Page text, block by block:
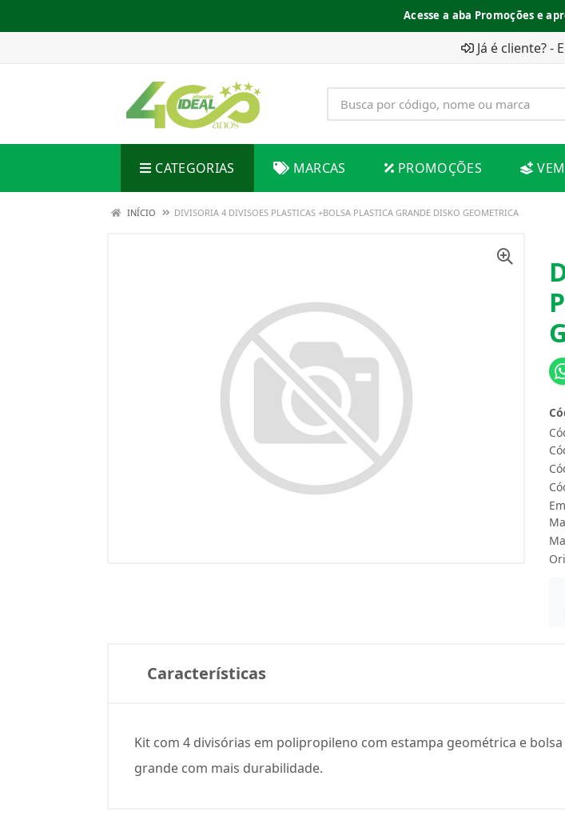
Acesse a aba Promoções e
Já é cliente? -
CATEGORIAS MARCAS PROMOÇÕES
INÍCIO DIVISORIA 4 DIVISOES PLASTICAS +BOLSA PLASTICA GRANDE DISKO GEOMETRICA
Características
Kit com 4 divisórias em polipropileno com estampa geométrica e
grande com mais durabilidade.